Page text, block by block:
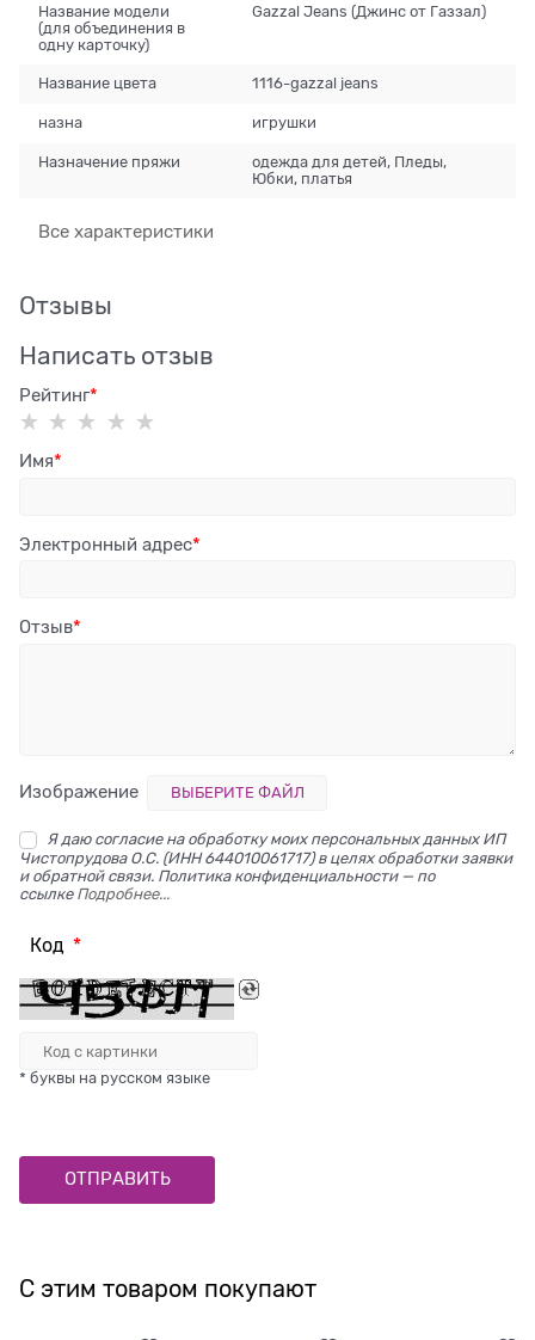
Название модели
(для объединения в
одну карточку)
Gazzal Jeans (Джинс от Газзал)
Название цвета 1116-gazzal jeans
назна игрушки
Назначение пряжи
одежда для детей, Пледы,
Юбки, платья
Все характеристики
Отзывы
Написать отзыв
Рейтинг
Имя
Электронный адрес
Отзыв
Изображение ВЫБЕРИТЕ ФАЙЛ
Я даю согласие на обработку моих персональных данных ИП
Чистопрудова О.С. (ИНН 644010061717) в целях обработки заявки
и обратной связи. Политика конфиденциальности — по
ссылке Подробнее...
Код
* буквы на русском языке
С этим товаром покупают